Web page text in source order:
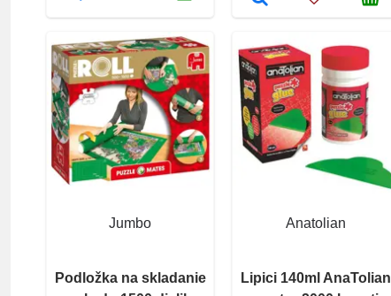
Jumbo
Podložka na skladanie
Anatolian
Lipici 140ml AnaTolian